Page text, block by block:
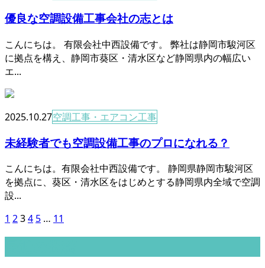
優良な空調設備工事会社の志とは
こんにちは。 有限会社中西設備です。 弊社は静岡市駿河区
に拠点を構え、静岡市葵区・清水区など静岡県内の幅広い
エ...
2025.10.27空調工事・エアコン工事
未経験者でも空調設備工事のプロになれる？
こんにちは。有限会社中西設備です。 静岡県静岡市駿河区
を拠点に、葵区・清水区をはじめとする静岡県内全域で空調
設...
1 234 5 … 11